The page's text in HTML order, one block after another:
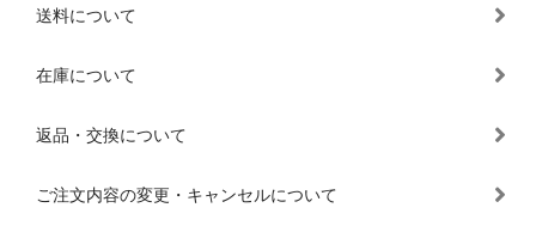
送料について
在庫について
返品・交換について
ご注文内容の変更・キャンセルについて